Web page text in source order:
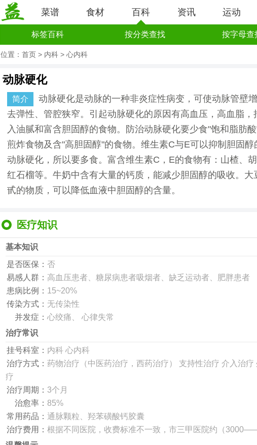
菜谱 食材 百科 资讯 运动
标签百科 按分类查找 按字母查
位置： 首页 > 内科 > 心内科
动脉硬化
简介
动脉硬化是动脉的一种非炎症性病变，可使动脉管壁
去弹性、管腔狭窄。引起动脉硬化的原因有高血压，高血脂，
入油腻和富含胆固醇的食物。防治动脉硬化要少食"饱和脂肪
煎炸食物及含"高胆固醇"的食物。维生素C与E可以抑制胆固醇
动脉硬化，所以要多食。富含维生素C，E的食物有：山楂、胡
红石榴等。牛奶中含有大量的钙质，能减少胆固醇的吸收。大
甙的物质，可以降低血液中胆固醇的含量。
医疗知识
基本知识
是否医保： 否
易感人群： 高血压患者、糖尿病患者吸烟者、缺乏运动者、肥胖患者
患病比例： 15~20%
传染方式： 无传染性
并发症： 心绞痛、 心律失常
治疗常识
挂号科室： 内科 心内科
治疗方式： 药物治疗（中医药治疗，西药治疗） 支持性治疗 介入治疗
疗
治疗周期： 3个月
治愈率： 85%
常用药品： 通脉颗粒、羟苯磺酸钙胶囊
治疗费用： 根据不同医院，收费标准不一致，市三甲医院约（